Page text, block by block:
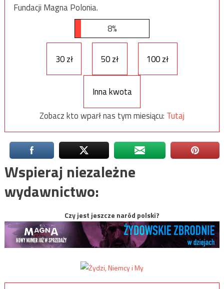
Fundacji Magna Polonia.
8%
30 zł 50 zł 100 zł
Inna kwota
Zobacz kto wparł nas tym miesiącu: Tutaj
Wspieraj niezależne
wydawnictwo:
Czy jest jeszcze naród polski?